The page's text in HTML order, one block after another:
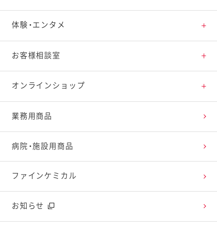
素材の知識
料理の基本
特集レシピ
レシピランキング
レシピ動画
今日のレシピギャラリー
商品情報トップ
新商品・リニューアル品一覧
販売終了商品一覧
体験・エンタメ
体験・エンタメトップ
マヨテラス（見学施設）
オープンキッチン（工場見学）
深谷テラス ヤサイな仲間たちファーム
おたのしみコンテンツ
広告ギャラリー
お客様相談室
お客様相談室トップ
よくお寄せいただくご質問
お客様の声を活かしました
オンラインショップ
Qummy
キユーピーウエルネス
業務用商品
病院・施設用商品
ファインケミカル
お知らせ